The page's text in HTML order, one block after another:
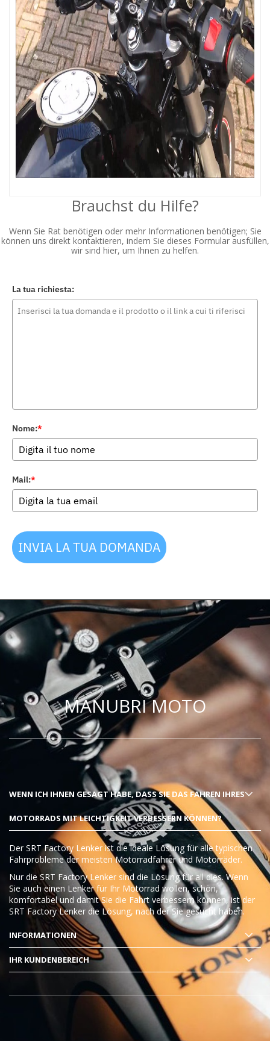
Brauchst du Hilfe?
Wenn Sie Rat benötigen oder mehr Informationen benötigen; Sie
können uns direkt kontaktieren, indem Sie dieses Formular ausfüllen,
wir sind hier, um Ihnen zu helfen.
La tua richiesta:
Nome:*
Mail:*
INVIA LA TUA DOMANDA
MANUBRI MOTO
WENN ICH IHNEN GESAGT HABE, DASS SIE DAS FAHREN IHRES
MOTORRADS MIT LEICHTIGKEIT VERBESSERN KÖNNEN?
Der SRT Factory Lenker ist die ideale Lösung für alle typischen
Fahrprobleme der meisten Motorradfahrer und Motorräder.
Nur die SRT Factory Lenker sind die Lösung für all dies. Wenn
Sie auch einen Lenker für Ihr Motorrad wollen, schön,
komfortabel und damit Sie die Fahrt verbessern können, ist der
SRT Factory Lenker die Lösung, nach der Sie gesucht haben.
INFORMATIONEN
IHR KUNDENBEREICH